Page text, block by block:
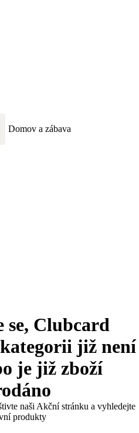
Domov a zábava
se, Clubcard
již není
je již zboží
naši Akční stránku a vyhledejte
produkty